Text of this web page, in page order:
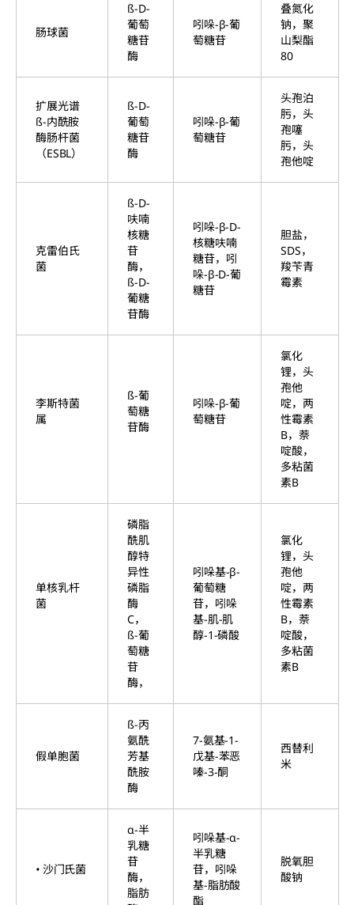
肠球菌
ß-D-
葡萄
糖苷
酶
吲哚-β-葡
萄糖苷
叠氮化
钠，聚
山梨酯
80
扩展光谱
ß-内酰胺
酶肠杆菌
（ESBL）
ß-D-
葡萄
糖苷
酶
吲哚-β-葡
萄糖苷
头孢泊
肟，头
孢噻
肟，头
孢他啶
克雷伯氏
菌
ß-D-
呋喃
核糖
苷
酶，
ß-D-
葡糖
苷酶
吲哚-β-D-
核糖呋喃
糖苷，吲
哚-β-D-葡
糖苷
胆盐，
SDS，
羧苄青
霉素
李斯特菌
属
ß-葡
萄糖
苷酶
吲哚-β-葡
萄糖苷
氯化
锂，头
孢他
啶，两
性霉素
B，萘
啶酸，
多粘菌
素B
单核乳杆
菌
磷脂
酰肌
醇特
异性
磷脂
酶
C，
ß-葡
萄糖
苷
酶，
吲哚基-β-
葡萄糖
苷，吲哚
基-肌-肌
醇-1-磷酸
氯化
锂，头
孢他
啶，两
性霉素
B，萘
啶酸，
多粘菌
素B
假单胞菌
ß-丙
氨酰
芳基
酰胺
酶
7-氨基-1-
戊基-苯恶
嗪-3-酮
西替利
米
• 沙门氏菌
α-半
乳糖
苷
酶，
脂肪
吲哚基-α-
半乳糖
苷，吲哚
基-脂肪酸
酯
脱氧胆
酸钠